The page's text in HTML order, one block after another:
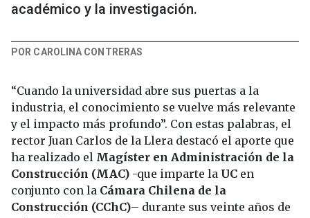
académico y la investigación.
POR CAROLINA CONTRERAS
“Cuando la universidad abre sus puertas a la
industria, el conocimiento se vuelve más relevante
y el impacto más profundo”. Con estas palabras, el
rector Juan Carlos de la Llera destacó el aporte que
ha realizado el Magíster en Administración de la
Construcción (MAC) -que imparte la UC en
conjunto con la Cámara Chilena de la
Construcción (CChC)– durante sus veinte años de